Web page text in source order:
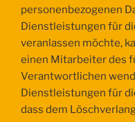
personenbezogenen
Dienstleistungen für
veranlassen möchte,
einen Mitarbeiter des
Verantwortlichen
Dienstleistungen für
dass dem